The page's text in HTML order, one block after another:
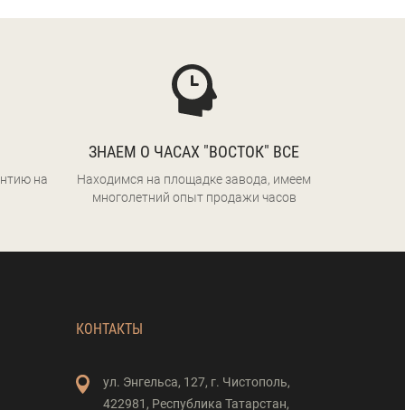
на
ЗНАЕМ О ЧАСАХ "ВОСТОК" ВСЕ
Находимся на площадке завода, имеем
многолетний опыт продажи часов
КОНТАКТЫ
ул. Энгельса, 127, г. Чистополь,
422981, Республика Татарстан,